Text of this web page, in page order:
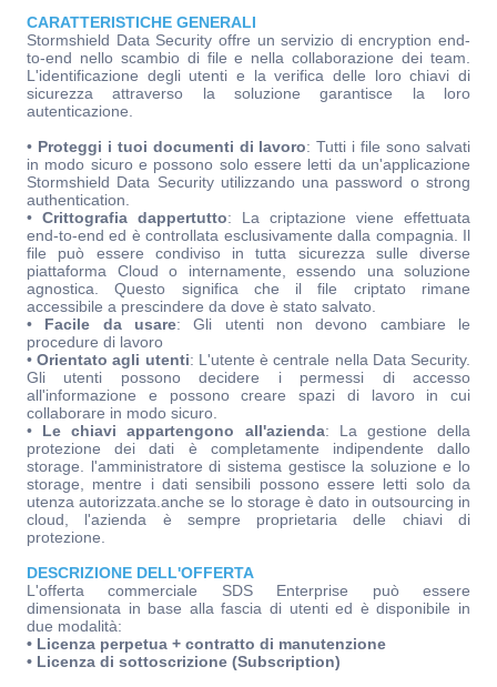
CARATTERISTICHE GENERALI
Stormshield Data Security offre un servizio di encryption end-
to-end nello scambio di file e nella collaborazione dei team.
L'identificazione degli utenti e la verifica delle loro chiavi di
sicurezza attraverso la soluzione garantisce la loro
autenticazione.
• Proteggi i tuoi documenti di lavoro: Tutti i file sono salvati
in modo sicuro e possono solo essere letti da un'applicazione
Stormshield Data Security utilizzando una password o strong
authentication.
• Crittografia dappertutto: La criptazione viene effettuata
end-to-end ed è controllata esclusivamente dalla compagnia. Il
file può essere condiviso in tutta sicurezza sulle diverse
piattaforma Cloud o internamente, essendo una soluzione
agnostica. Questo significa che il file criptato rimane
accessibile a prescindere da dove è stato salvato.
• Facile da usare: Gli utenti non devono cambiare le
procedure di lavoro
•Orientato agli utenti: L'utente è centrale nella Data Security.
Gli utenti possono decidere i permessi di accesso
all'informazione e possono creare spazi di lavoro in cui
collaborare in modo sicuro.
• Le chiavi appartengono all'azienda: La gestione della
protezione dei dati è completamente indipendente dallo
storage. l'amministratore di sistema gestisce la soluzione e lo
storage, mentre i dati sensibili possono essere letti solo da
utenza autorizzata.anche se lo storage è dato in outsourcing in
cloud, l'azienda è sempre proprietaria delle chiavi di
protezione.
DESCRIZIONE DELL'OFFERTA
L'offerta commerciale SDS Enterprise può essere
dimensionata in base alla fascia di utenti ed è disponibile in
due modalità:
• Licenza perpetua + contratto di manutenzione
• Licenza di sottoscrizione (Subscription)